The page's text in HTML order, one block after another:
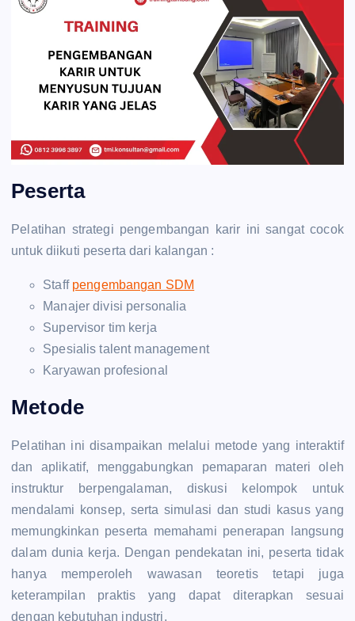
Peserta
Pelatihan strategi pengembangan karir ini sangat cocok
untuk diikuti peserta dari kalangan :
Staff pengembangan SDM
Manajer divisi personalia
Supervisor tim kerja
Spesialis talent management
Karyawan profesional
Metode
Pelatihan ini disampaikan melalui metode yang interaktif
dan aplikatif, menggabungkan pemaparan materi oleh
instruktur berpengalaman, diskusi kelompok untuk
mendalami konsep, serta simulasi dan studi kasus yang
memungkinkan peserta memahami penerapan langsung
dalam dunia kerja. Dengan pendekatan ini, peserta tidak
hanya memperoleh wawasan teoretis tetapi juga
keterampilan praktis yang dapat diterapkan sesuai
dengan kebutuhan industri.